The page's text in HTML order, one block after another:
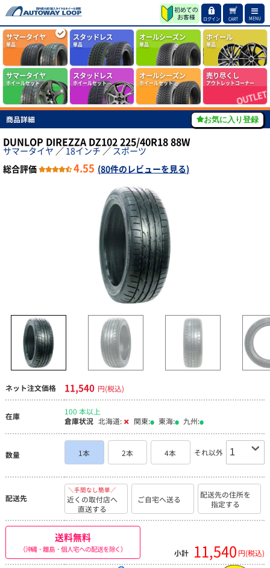
ログイン CART MENU
サマータイヤ
単品
スタッドレス
単品
オールシーズン
単品
ホイール
単品
サマータイヤ
ホイールセット
スタッドレス
ホイールセット
オールシーズン
ホイールセット
売り尽くし
アウトレットコーナー
商品詳細 お気に入り登録
DUNLOP DIREZZA DZ102 225/40R18 88W
サマータイヤ ／ 18インチ ／ スポーツ
総合評価
4.55 (80件のレビューを見る)
ネット注文価格 11,540 円(税込)
在庫
100 本以上
倉庫状況 北海道: 関東: 東海: 九州:
数量 1本 2本 4本 それ以外
配送先
＼手間なし簡単／
近くの取付店へ
直送する
ご自宅へ送る
配送先の住所を
指定する
送料無料
（沖縄・離島・個人宅への配送を除く） 小計 11,540 円(税込)